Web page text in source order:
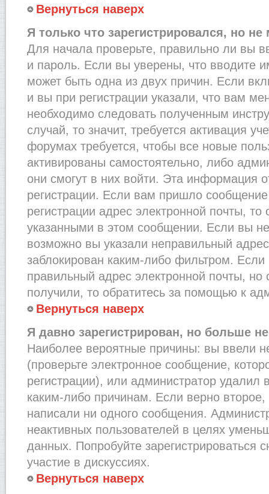
Вернуться наверх
Я только что зарегистрировался, но не
Для начала проверьте, правильно ли вы
и пароль. Если вы уверены, что вводите
может быть одна из двух причин. Если
и вы при регистрации указали, что вам
необходимо следовать полученным
случай, то значит, требуется активация
форумах требуется, чтобы все новые
активированы самостоятельно, либо
они смогут в них войти. Эта информация
регистрации. Если вам пришло
регистрации адрес электронной почты, то
указанными в этом сообщении. Если вы
возможно вы указали неправильный
заблокирован каким-либо фильтром.
правильный адрес электронной почты, но
получили, то обратитесь за помощью к
Вернуться наверх
Я давно зарегистрирован, но больше
Наиболее вероятные причины: вы ввели
(проверьте электронное сообщение,
регистрации), или администратор удалил
каким-либо причинам. Если верно
написали ни одного сообщения.
неактивных пользователей в целях
данных. Попробуйте зарегистрироваться
участие в дискуссиях.
Вернуться наверх